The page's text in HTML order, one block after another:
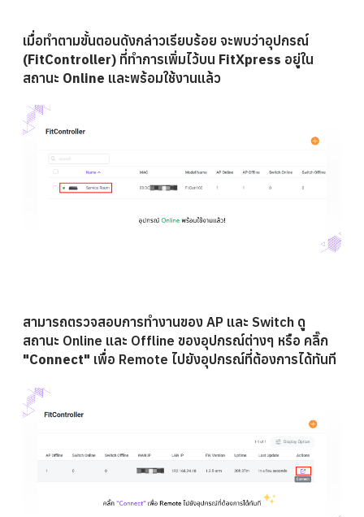
เมื่อทำตามขั้นตอนดังกล่าวเรียบร้อย จะพบว่าอุปกรณ์
(FitController) ที่ทำการเพิ่มไว้บน FitXpress อยู่ใน
สถานะ Online และพร้อมใช้งานแล้ว
สามารถตรวจสอบการทำงานของ AP และ Switch ดู
สถานะ Online และ Offline ของอุปกรณ์ต่างๆ หรือ คลิ๊ก
"Connect" เพื่อ Remote ไปยังอุปกรณ์ที่ต้องการได้ทันที